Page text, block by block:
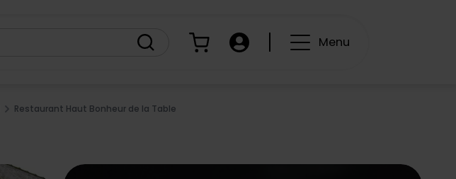
Panier Compte Menu
Restaurant Haut Bonheur de la Table